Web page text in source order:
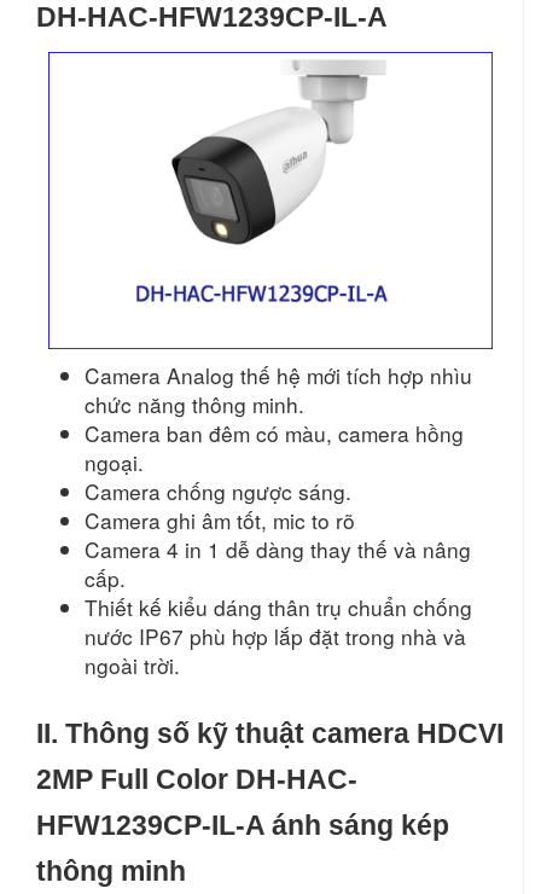
DH-HAC-HFW1239CP-IL-A
Camera Analog thế hệ mới tích hợp nhìu
chức năng thông minh.
Camera ban đêm có màu, camera hồng
ngoại.
Camera chống ngược sáng.
Camera ghi âm tốt, mic to rõ
Camera 4 in 1 dễ dàng thay thế và nâng
cấp.
Thiết kế kiểu dáng thân trụ chuẩn chống
nước IP67 phù hợp lắp đặt trong nhà và
ngoài trời.
II. Thông số kỹ thuật camera HDCVI
2MP Full Color DH-HAC-
HFW1239CP-IL-A ánh sáng kép
thông minh